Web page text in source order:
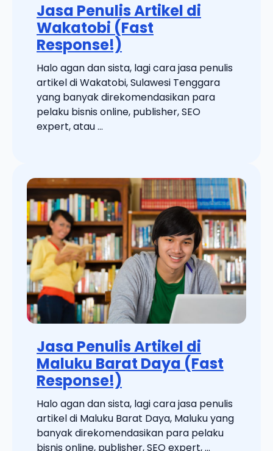
Jasa Penulis Artikel di
Wakatobi (Fast
Response!)
Halo agan dan sista, lagi cara jasa penulis
artikel di Wakatobi, Sulawesi Tenggara
yang banyak direkomendasikan para
pelaku bisnis online, publisher, SEO
expert, atau ...
Jasa Penulis Artikel di
Maluku Barat Daya (Fast
Response!)
Halo agan dan sista, lagi cara jasa penulis
artikel di Maluku Barat Daya, Maluku yang
banyak direkomendasikan para pelaku
bisnis online, publisher, SEO expert, ...